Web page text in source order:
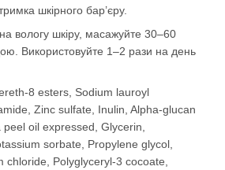
шкірного бар’єру.
на вологу шкіру, масажуйте 30–60
Використовуйте 1–2 рази на день
8 esters, Sodium lauroyl
Zinc sulfate, Inulin, Alpha-glucan
oil expressed, Glycerin,
sorbate, Propylene glycol,
chloride, Polyglyceryl-3 cocoate,